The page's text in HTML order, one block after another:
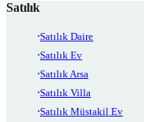
Satılık
Satılık Daire
Satılık Ev
Satılık Arsa
Satılık Villa
Satılık Müstakil Ev